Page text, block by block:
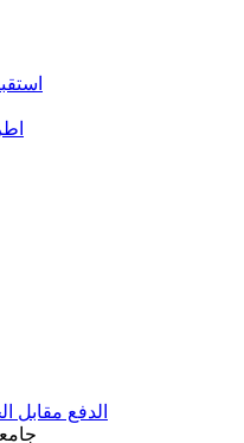
الدفع مقابل
©